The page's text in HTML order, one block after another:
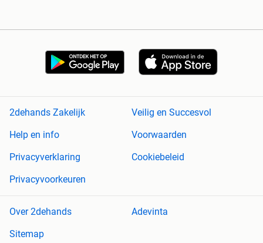
2dehands Zakelijk
Veilig en Succesvol
Help en info
Voorwaarden
Privacyverklaring
Cookiebeleid
Privacyvoorkeuren
Over 2dehands
Adevinta
Sitemap